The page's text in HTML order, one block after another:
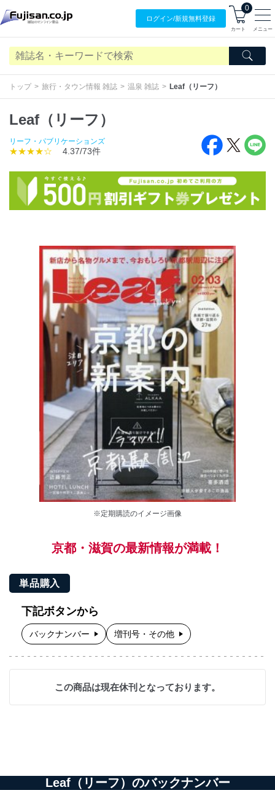
ログイン/新規無料登録
0
カート メニュー
トップ 旅行・タウン情報 雑誌 温泉 雑誌 Leaf（リーフ）
Leaf（リーフ）
リーフ・パブリケーションズ
★★★★☆ 4.37/73件
※定期購読のイメージ画像
京都・滋賀の最新情報が満載！
単品購入
下記ボタンから
バックナンバー 増刊号・その他
この商品は現在休刊となっております。
Leaf（リーフ）のバックナンバー